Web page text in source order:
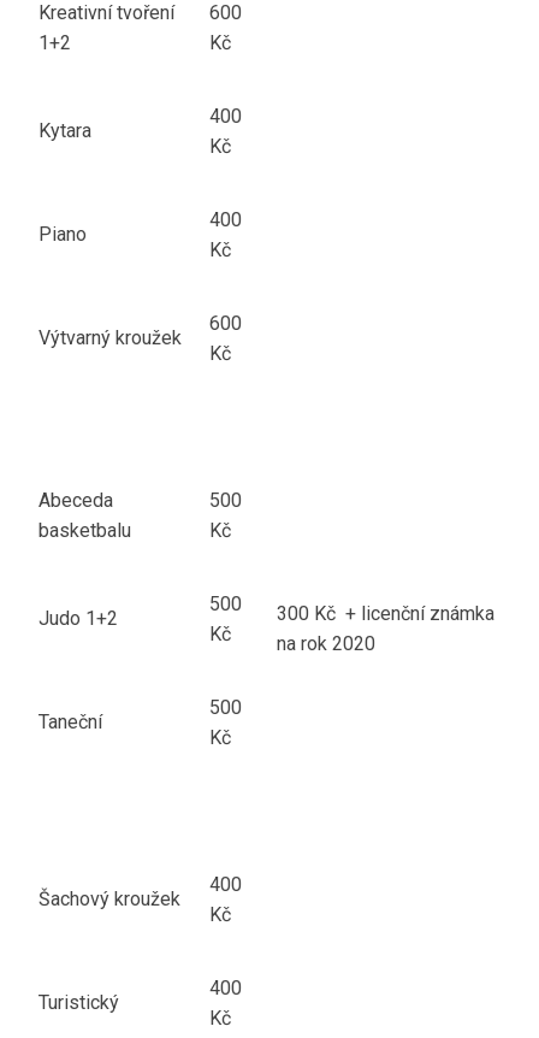
Kreativní tvoření
1+2
600
Kč
Kytara
400
Kč
Piano
400
Kč
Výtvarný kroužek
600
Kč
Abeceda
basketbalu
500
Kč
Judo 1+2
500
Kč
300 Kč + licenční známka
na rok 2020
Taneční
500
Kč
Šachový kroužek
400
Kč
Turistický
400
Kč